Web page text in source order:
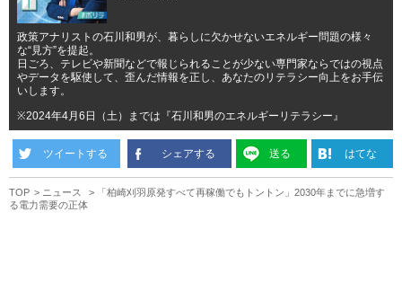
政策アナリストの石川和男が、暮らしに欠かせないエネルギー問題の様々
な“見方”を提起。
日ごろ、テレビや新聞などで報じられることが少ない専門家ならではの視点
やデータを駆使して、歪んだ情報を正し、あなたのリテラシー向上をお手伝
いします。
※2024年4月6日（土）までは『石川和男のエネルギーリテラシー』
ツイートする シェアする 送る はてな
TOP ニュース
「柏崎刈羽原発すべて再稼働でもトントン」2030年までに急増す
る電力需要の正体